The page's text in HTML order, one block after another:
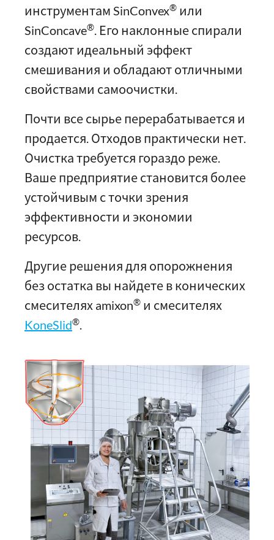
инструментам SinConvex® или
SinConcave®. Его наклонные спирали
создают идеальный эффект
смешивания и обладают отличными
свойствами самоочистки.
Почти все сырье перерабатывается и
продается. Отходов практически нет.
Очистка требуется гораздо реже.
Ваше предприятие становится более
устойчивым с точки зрения
эффективности и экономии
ресурсов.
Другие решения для опорожнения
без остатка вы найдете в конических
смесителях amixon® и смесителях
KoneSlid®.